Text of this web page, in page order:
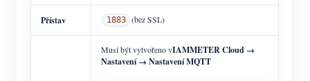
Přístav 1883 (bez SSL)
Musí být vytvořeno vIAMMETER Cloud →
Nastavení → Nastavení MQTT